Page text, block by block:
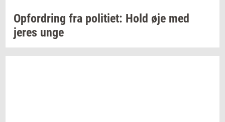
Op­for­dring fra po­li­ti­et: Hold øje med
jeres unge